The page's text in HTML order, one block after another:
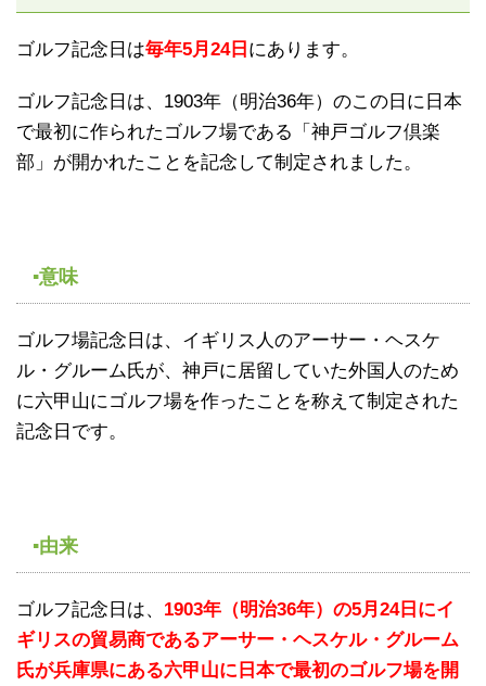
ゴルフ記念日は毎年5月24日 にあります。
ゴルフ記念日は、1903年（明治36年）のこの日に日本
で最初に作られたゴルフ場である「神戸ゴルフ倶楽
部」が開かれたことを記念して制定されました。
▪意味
ゴルフ場記念日は、イギリス人のアーサー・ヘスケ
ル・グルーム氏が、神戸に居留していた外国人のため
に六甲山にゴルフ場を作ったことを称えて制定された
記念日です。
▪由来
ゴルフ記念日は、 1903年（明治36年）の5月24日にイ
ギリスの貿易商であるアーサー・ヘスケル・グルーム
氏が兵庫県にある六甲山に日本で最初のゴルフ場を開